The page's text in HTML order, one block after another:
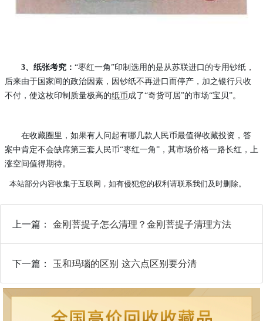
3、纸张考究： “枣红一角”印制选用的是从苏联进口的专用钞纸，
后来由于国家间的政治因素，因钞纸不再进口而停产，加之银行只收
不付，使这枚印制质量极高的纸币成了“奇货可居”的市场“宝贝”。
在收藏圈里，如果有人问起有哪几款人民币最值得收藏投资，答
案中肯定不会缺席第三套人民币“枣红一角”，其市场价格一路长红，上
涨空间值得期待。
本站部分内容收集于互联网，如有侵犯您的权利请联系我们及时删除。
上一篇： 金刚菩提子怎么清理？金刚菩提子清理方法
下一篇： 玉和玛瑙的区别 这六点区别要分清